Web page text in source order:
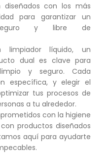
diseñados con los más
para garantizar un
y libre de
limpiador líquido, un
dual es clave para
y seguro. Cada
específica, y elegir el
tus procesos de
a tu alrededor.
con la higiene
productos diseñados
aquí para ayudarte